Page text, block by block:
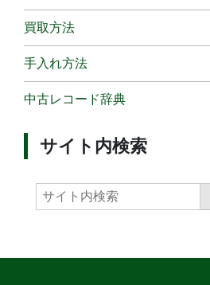
買取方法
手入れ方法
中古レコード辞典
サイト内検索